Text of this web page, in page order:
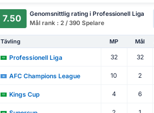
7.50
Genomsnittlig rating i Professionell Liga
Mål rank : 2 / 390 Spelare
Tävling MP Mål
Professionell Liga 32 32
AFC Champions League 10 2
Kings Cup 4 6